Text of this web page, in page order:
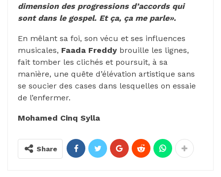
dimension des progressions d’accords qui
sont dans le gospel. Et ça, ça me parle».
En mêlant sa foi, son vécu et ses influences
musicales, Faada Freddy brouille les lignes,
fait tomber les clichés et poursuit, à sa
manière, une quête d’élévation artistique sans
se soucier des cases dans lesquelles on essaie
de l’enfermer.
Mohamed Cinq Sylla
Share